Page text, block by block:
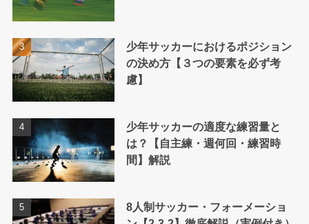
少年サッカーにおけるポジション
の決め方【３つの要素を必ず考
慮】
少年サッカーの適度な練習量と
は？【自主練・週何回・練習時
間】解説
8人制サッカー・フォーメーショ